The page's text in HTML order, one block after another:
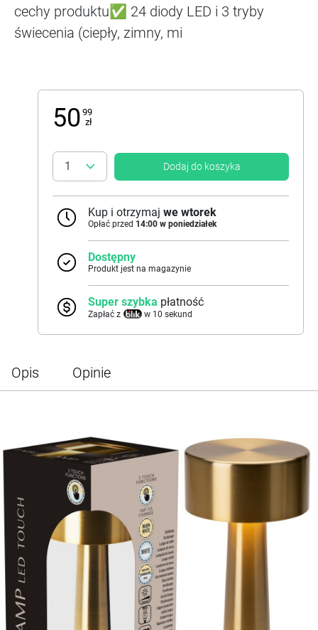
cechy produktu✅ 24 diody LED i 3 tryby
świecenia (ciepły, zimny, mi
50 99
zł
Dodaj do koszyka
Kup i otrzymaj we wtorek
Opłać przed 14:00 w poniedziałek
Dostępny
Produkt jest na magazynie
Super szybka płatność
Zapłać z w 10 sekund
Opis Opinie